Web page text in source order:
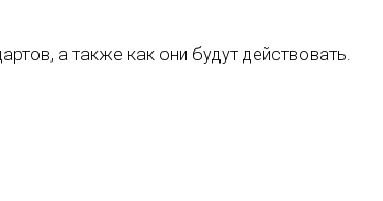
а также как они будут действовать.